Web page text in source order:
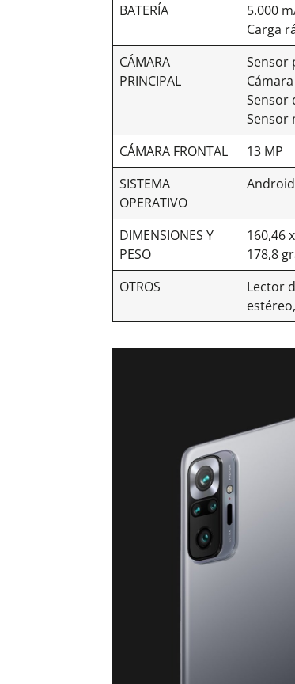
BATERÍA
5.000
Carga
CÁMARA
PRINCIPAL
Sensor
Sensor
Sensor
CÁMARA FRONTAL
13 MP
SISTEMA
OPERATIVO
DIMENSIONES Y
PESO
160,46
178,8
OTROS
Lector